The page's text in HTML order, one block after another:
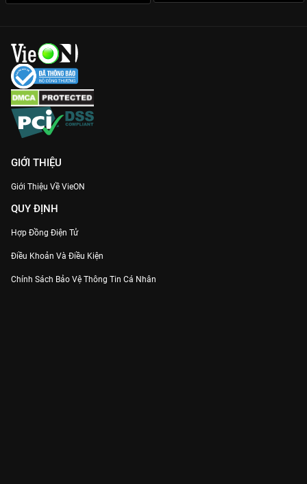
GIỚI THIỆU
Giới Thiệu Về VieON
QUY ĐỊNH
Hợp Đồng Điện Tử
Điều Khoản Và Điều Kiện
Chính Sách Bảo Vệ Thông Tin Cá Nhân